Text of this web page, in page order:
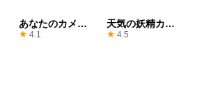
あなたのカメ
ラ ファン
4.1
天気の妖精カメ
ラ 4.5